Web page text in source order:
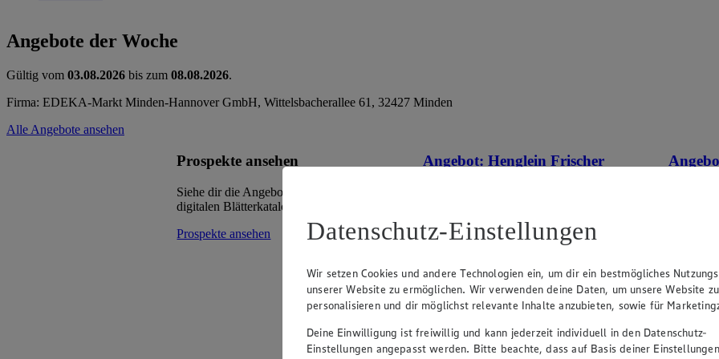
Angebote der Woche
Gültig vom 03.08.2026 bis zum 08.08.2026.
Firma: EDEKA-Markt Minden-Hannover GmbH, Wittelsbacherallee 61, 32427 Minden
Alle Angebote ansehen
Prospekte ansehen
Siehe dir die Angebote deines Marktes im
digitalen Blätterkatalog an.
Prospekte ansehen
Angebot: Henglein Frischer
1.11
-60%
Rabattierter Preis von 1.11€ (Insgesamt
auf Backpapier, schmeckt wie selbstgemacht,
550g Packung, (1kg = 2,02)
500g
Datenschutz-Einstellungen
Wir setzen Cookies und andere Technologien ein, um dir ein bestmögliches
unserer Website zu ermöglichen. Wir verwenden deine Daten, um unsere Website zu
personalisieren und dir möglichst relevante Inhalte anzubieten, sowie für
Deine Einwilligung ist freiwillig und kann jederzeit individuell in den Datenschutz-
Einstellungen angepasst werden. Bitte beachte, dass auf Basis deiner